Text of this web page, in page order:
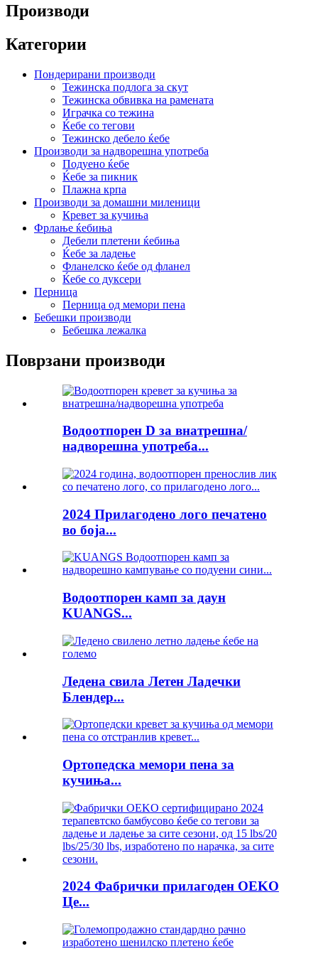
Производи
Категории
Пондерирани производи
Тежинска подлога за скут
Тежинска обвивка на рамената
Играчка со тежина
Ќебе со тегови
Тежинско дебело ќебе
Производи за надворешна употреба
Подуено ќебе
Ќебе за пикник
Плажна крпа
Производи за домашни миленици
Кревет за кучиња
Фрлање ќебиња
Дебели плетени ќебиња
Ќебе за ладење
Фланелско ќебе од фланел
Ќебе со дуксери
Перница
Перница од мемори пена
Бебешки производи
Бебешка лежалка
Поврзани производи
Водоотпорен D за внатрешна/
надворешна употреба...
2024 Прилагодено лого печатено
во боја...
Водоотпорен камп за даун
KUANGS...
Ледена свила Летен Ладечки
Блендер...
Ортопедска мемори пена за
кучиња...
2024 Фабрички прилагоден OEKO
Це...